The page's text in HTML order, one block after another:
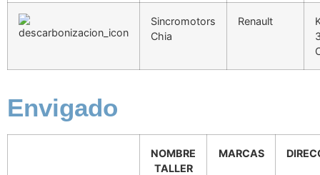
Sincromotors
Chia
Renault
Envigado
NOMBRE
TALLER
MARCAS